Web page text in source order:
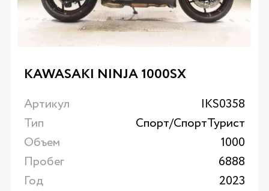
KAWASAKI NINJA 1000SX
Артикул
IKS0358
Тип
Спорт/CпортТурист
Объем
1000
Пробег
6888
Год
2023